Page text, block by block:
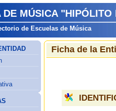
DE MÚSICA
de Escuelas de Música
Ficha de la